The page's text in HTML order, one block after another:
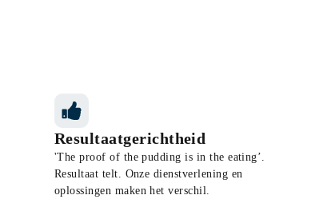
Resultaatgerichtheid
'The proof of the pudding is in the eating’.
Resultaat telt. Onze dienstverlening en
oplossingen maken het verschil.